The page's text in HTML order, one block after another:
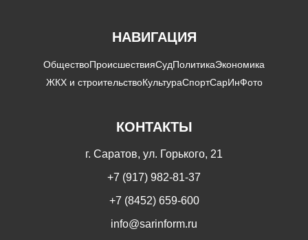
НАВИГАЦИЯ
ОбществоПроисшествияСудПолитикаЭкономика
ЖКХ и строительствоКультураСпортСарИнФото
КОНТАКТЫ
г. Саратов, ул. Горького, 21
+7 (917) 982-81-37
+7 (8452) 659-600
info@sarinform.ru